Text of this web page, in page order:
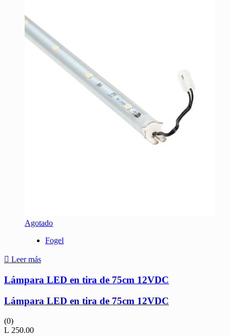
Agotado
Fogel
Leer más
Lámpara LED en tira de 75cm 12VDC
Lámpara LED en tira de 75cm 12VDC
(0)
L 250.00